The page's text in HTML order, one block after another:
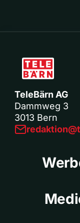
TeleBärn AG
Dammweg 3
3013 Bern